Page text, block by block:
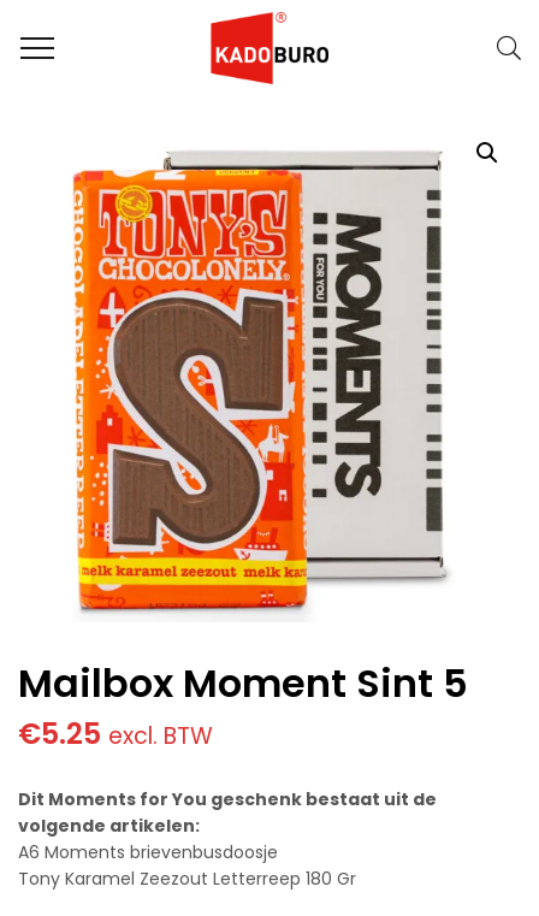
Home
Moments for you pakketten
Mailbox Moment Sint 5
€5.25 excl. BTW
Dit Moments for You geschenk bestaat uit de
volgende artikelen:
A6 Moments brievenbusdoosje
Tony Karamel Zeezout Letterreep 180 Gr